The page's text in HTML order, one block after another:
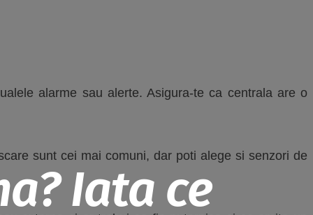
Iata ce
alarme sau alerte. Asigura-te ca centrala are o
sunt cei mai comuni, dar poti alege si senzori de